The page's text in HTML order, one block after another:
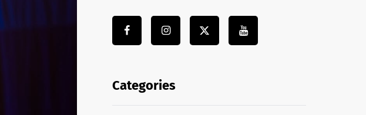
Categories